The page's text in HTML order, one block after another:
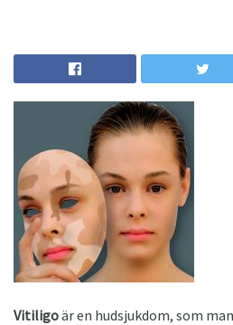
Vitiligoär en hudsjukdom, som